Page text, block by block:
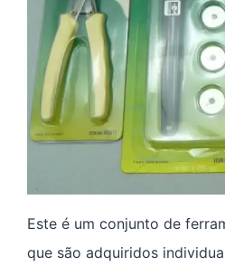
Este é um conjunto de
que são adquiridos